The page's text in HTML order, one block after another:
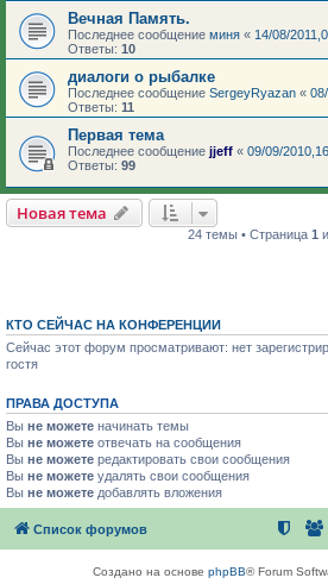
Вечная Память.
Последнее сообщение миня « 14/08/
Ответы: 10
диалоги о рыбалке
Последнее сообщение SergeyRyazan «
Ответы: 11
Первая тема
Последнее сообщение jjeff « 09/09/
Ответы: 99
Новая тема
24 темы • Страница 1
КТО СЕЙЧАС НА КОНФЕРЕНЦИИ
Сейчас этот форум просматривают: нет
гостя
ПРАВА ДОСТУПА
Вы не можете начинать темы
Вы не можете отвечать на сообщения
Вы не можете редактировать свои сообщения
Вы не можете удалять свои сообщения
Вы не можете добавлять вложения
Список форумов
Создано на основе phpBB® Forum